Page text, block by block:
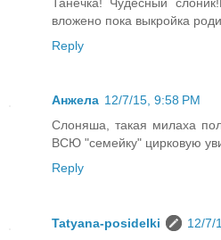
вложено пока выкройка
Reply
Анжела 12/7/15, 9:58 PM
Слоняша, такая милаха
ВСЮ "семейку" цирковую
Reply
Tatyana-posidelki
12/7/